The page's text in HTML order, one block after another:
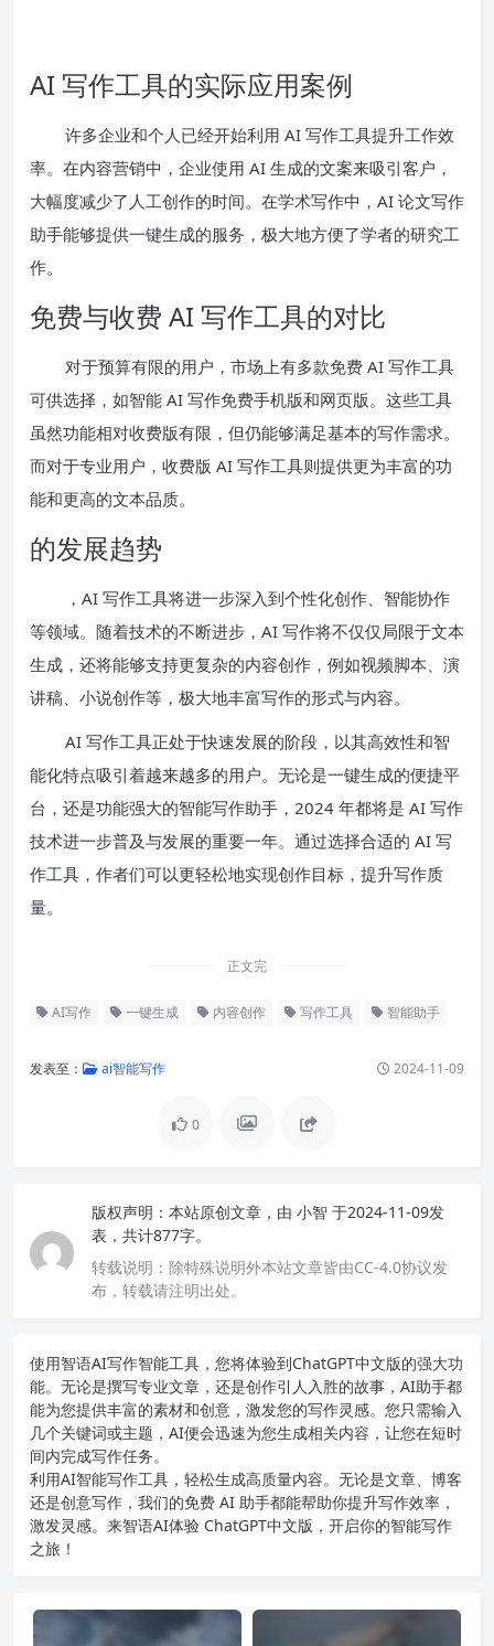
AI 写作工具的实际应用案例
许多企业和个人已经开始利用 AI 写作工具提升工作效
率。在内容营销中，企业使用 AI 生成的文案来吸引客户，
大幅度减少了人工创作的时间。在学术写作中，AI 论文写作
助手能够提供一键生成的服务，极大地方便了学者的研究工
作。
免费与收费 AI 写作工具的对比
对于预算有限的用户，市场上有多款免费 AI 写作工具
可供选择，如智能 AI 写作免费手机版和网页版。这些工具
虽然功能相对收费版有限，但仍能够满足基本的写作需求。
而对于专业用户，收费版 AI 写作工具则提供更为丰富的功
能和更高的文本品质。
的发展趋势
，AI 写作工具将进一步深入到个性化创作、智能协作
等领域。随着技术的不断进步，AI 写作将不仅仅局限于文本
生成，还将能够支持更复杂的内容创作，例如视频脚本、演
讲稿、小说创作等，极大地丰富写作的形式与内容。
AI 写作工具正处于快速发展的阶段，以其高效性和智
能化特点吸引着越来越多的用户。无论是一键生成的便捷平
台，还是功能强大的智能写作助手，2024 年都将是 AI 写作
技术进一步普及与发展的重要一年。通过选择合适的 AI 写
作工具，作者们可以更轻松地实现创作目标，提升写作质
量。
正文完
AI写作 一键生成 内容创作 写作工具 智能助手
发表至： ai智能写作 2024-11-09
0
版权声明： 本站原创文章，由 小智 于2024-11-09发
表，共计877字。
转载说明： 除特殊说明外本站文章皆由CC-4.0协议发
布，转载请注明出处。
使用智语AI写作智能工具，您将体验到ChatGPT中文版的强大功
能。无论是撰写专业文章，还是创作引人入胜的故事，AI助手都
能为您提供丰富的素材和创意，激发您的写作灵感。您只需输入
几个关键词或主题，AI便会迅速为您生成相关内容，让您在短时
间内完成写作任务。
利用AI智能写作工具，轻松生成高质量内容。无论是文章、博客
还是创意写作，我们的免费 AI 助手都能帮助你提升写作效率，
激发灵感。来智语AI体验 ChatGPT中文版 ，开启你的智能写作
之旅！